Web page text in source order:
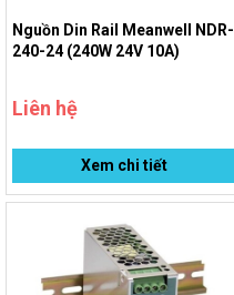
Nguồn Din Rail Meanwell NDR-
240-24 (240W 24V 10A)
Liên hệ
Xem chi tiết